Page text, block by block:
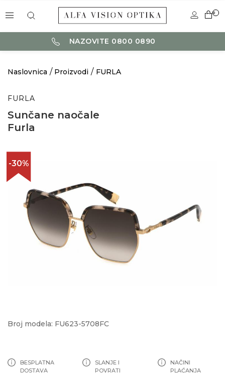
0
NAZOVITE 0800 0890
Naslovnica Proizvodi FURLA
FURLA
Sunčane naočale
Furla
-30%
Broj modela: FU623-5708FC
BESPLATNA
DOSTAVA
SLANJE I
POVRATI
NAČINI
PLAĆANJA